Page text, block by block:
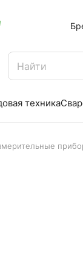
техника